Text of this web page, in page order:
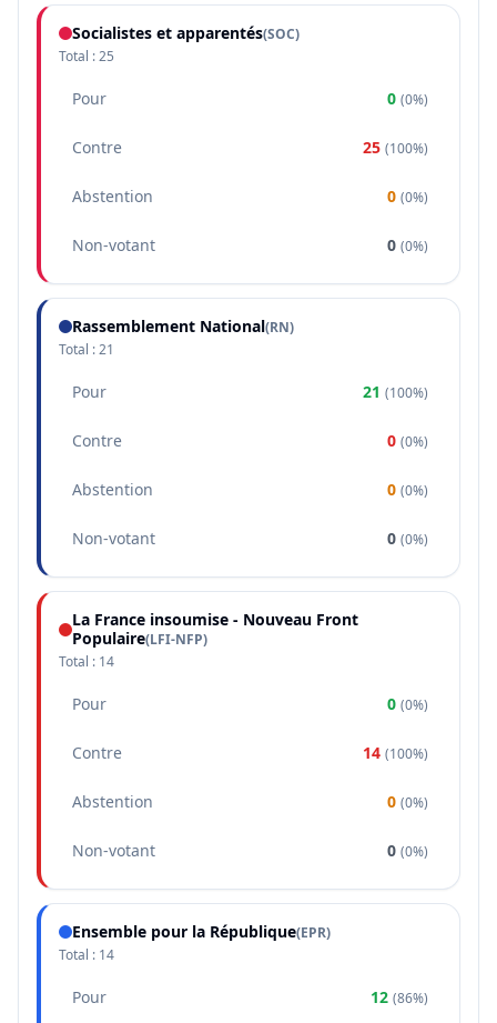
Socialistes et apparentés(SOC)
Total :25
Pour 0 (0%)
Contre 25 (100%)
Abstention 0 (0%)
Non-votant 0 (0%)
Rassemblement National(RN)
Total :21
Pour 21 (100%)
Contre 0 (0%)
Abstention 0 (0%)
Non-votant 0 (0%)
La France insoumise - Nouveau Front
Populaire(LFI-NFP)
Total : 14
Pour 0 (0%)
Contre 14 (100%)
Abstention 0 (0%)
Non-votant 0 (0%)
Ensemble pour la République(EPR)
Total : 14
Pour 12 (86%)